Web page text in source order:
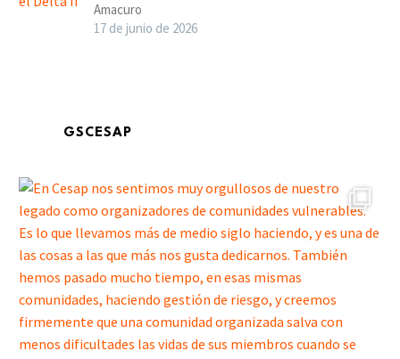
Amacuro
17 de junio de 2026
GSCESAP